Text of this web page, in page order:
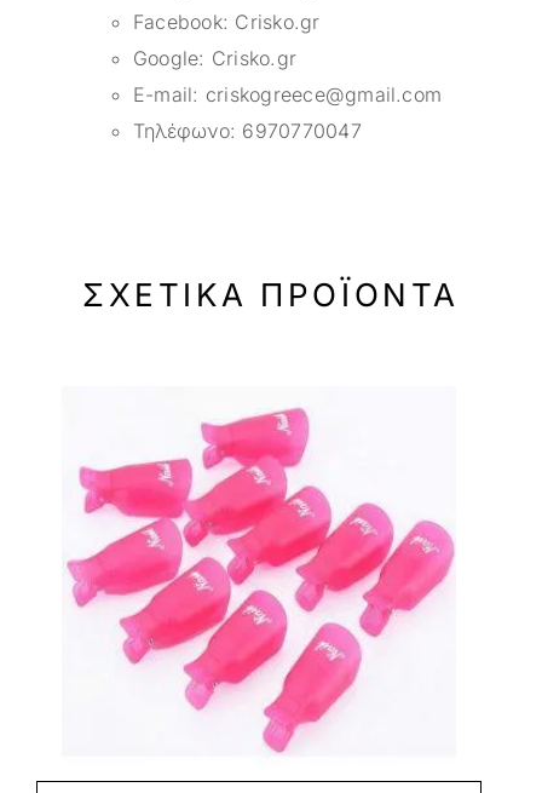
Facebook: Crisko.gr
Google: Crisko.gr
E-mail: criskogreece@gmail.com
Τηλέφωνο: 6970770047
ΣΧΕΤΙΚΆ ΠΡΟΪΌΝΤΑ